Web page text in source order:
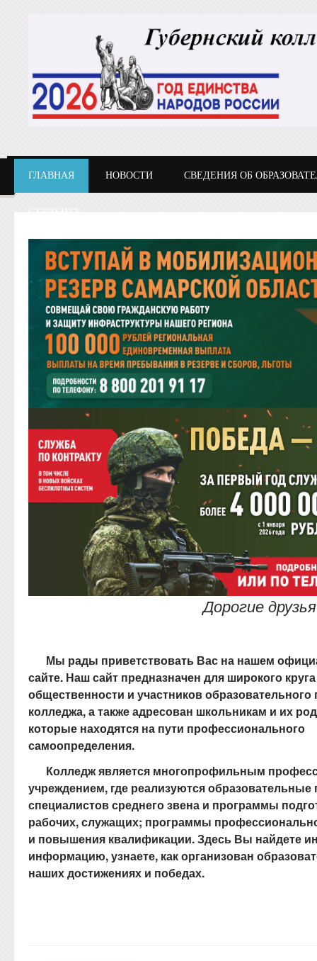
ГЛАВНАЯ НОВОСТИ СВЕДЕНИЯ ОБ
СТУДЕНТУ
Дорогие
Мы рады приветствовать Вас на нашем
сайте. Наш сайт предназначен для широкого круга
общественности и участников образовательного
колледжа, а также адресован школьникам и их
которые находятся на пути профессионального
самоопределения.
Колледж является многопрофильным
учреждением, где реализуются
специалистов среднего звена и программы
рабочих, служащих; программы
и повышения квалификации. Здесь Вы найдете
информацию, узнаете, как организован
наших достижениях и победах.